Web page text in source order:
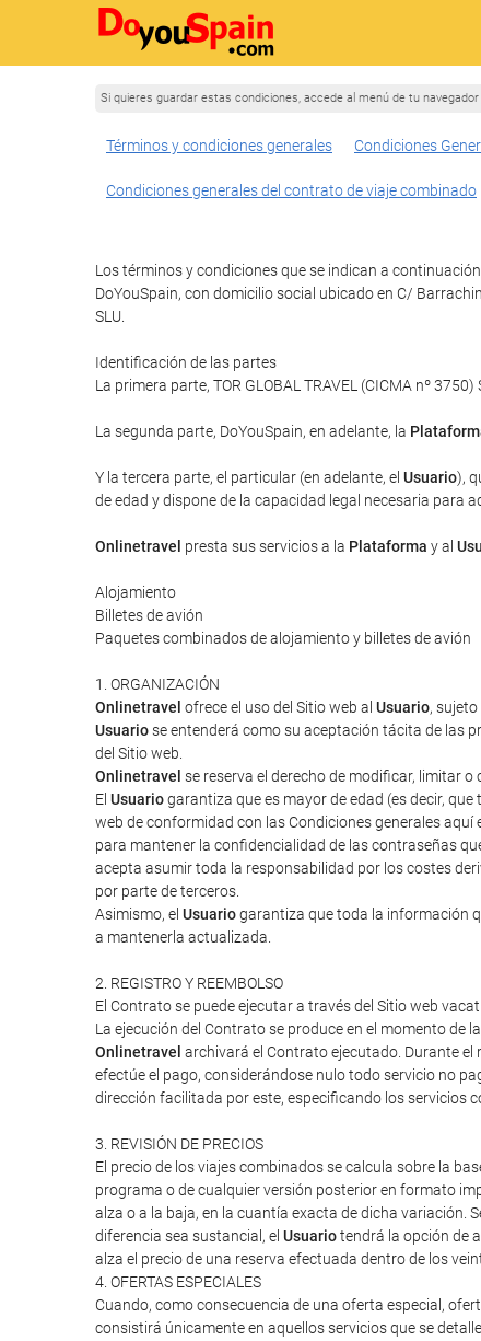
Si quieres guardar estas condiciones, accede al menú de tu
Términos y condiciones generales Condiciones
Condiciones generales del contrato de viaje combinado
Los términos y condiciones que se indican a
DoYouSpain, con domicilio social ubicado en C/
SLU.
Identificación de las partes
La primera parte, TOR GLOBAL TRAVEL (CICMA nº
La segunda parte, DoYouSpain, en adelante, la
Y la tercera parte, el particular (en adelante, el Usuario),
de edad y dispone de la capacidad legal necesaria para
Onlinetravel presta sus servicios a la Plataforma y al
Alojamiento
Billetes de avión
Paquetes combinados de alojamiento y billetes de avión
1. ORGANIZACIÓN
Onlinetravel ofrece el uso del Sitio web al Usuario,
Usuariose entenderá como su aceptación tácita de las
del Sitio web.
Onlinetravel se reserva el derecho de modificar, limitar
El Usuariogarantiza que es mayor de edad (es decir,
web de conformidad con las Condiciones generales
para mantener la confidencialidad de las contraseñas
acepta asumir toda la responsabilidad por los costes
por parte de terceros.
Asimismo, el Usuariogarantiza que toda la información
a mantenerla actualizada.
2. REGISTRO Y REEMBOLSO
El Contrato se puede ejecutar a través del Sitio web
La ejecución del Contrato se produce en el momento de
Onlinetravel archivará el Contrato ejecutado. Durante el
efectúe el pago, considerándose nulo todo servicio no
dirección facilitada por este, especificando los servicios
3. REVISIÓN DE PRECIOS
El precio de los viajes combinados se calcula sobre la
programa o de cualquier versión posterior en formato
alza o a la baja, en la cuantía exacta de dicha variación.
diferencia sea sustancial, el Usuariotendrá la opción de
alza el precio de una reserva efectuada dentro de los
4. OFERTAS ESPECIALES
Cuando, como consecuencia de una oferta especial,
consistirá únicamente en aquellos servicios que se